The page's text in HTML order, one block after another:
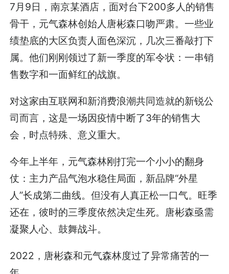
7月9日，南京某酒店，面对台下200多人的销售
骨干，元气森林创始人唐彬森口吻严肃。一些业
绩垫底的大区负责人面色深沉，几次三番敲打下
属。他们刚刚领过了新一季度的军令状：一串销
售数字和一面鲜红的战旗。
对这家由互联网和新消费浪潮共同造就的新锐公
司而言，这是一场因疫情中断了3年的销售大
会，时点特殊、意义重大。
今年上半年，元气森林刚打完一个小小的翻身
仗：主力产品气泡水稳住局面，新品牌“外星
人”长成第二曲线。但没有人真正松一口气。旺季
还在，彼时的三季度依然决定生死。唐彬森亟需
凝聚人心、鼓舞战斗。
2022，唐彬森和元气森林度过了异常痛苦的一